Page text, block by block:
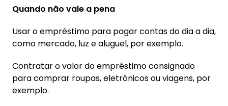
Quando não vale a pena
Usar o empréstimo para pagar contas do dia a dia,
como mercado, luz e aluguel, por exemplo.
Contratar o valor do empréstimo consignado
para comprar roupas, eletrônicos ou viagens, por
exemplo.